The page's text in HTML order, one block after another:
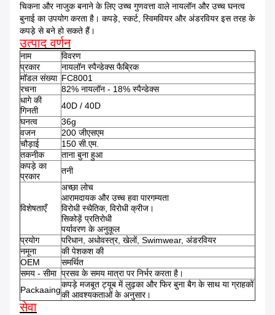
चिकना और नाजुक बनाने के लिए उच्च गुणवत्ता वाले नायलॉन और उच्च घनत्व
बुनाई का उपयोग करता है। कपड़े, स्कर्ट, स्विमवियर और अंडरवियर इस तरह के
कपड़े से बने हो सकते हैं।
उत्पाद वर्णन
नाम
विवरण
प्रकार
नायलॉन स्पैन्डेक्स फैब्रिक
मॉडल संख्या FC8001
रचना
82% नायलॉन - 18% स्पैन्डेक्स
धागे की
गिनती
40D / 40D
घनत्व
36g
वजन
200 जीएसएम
चौड़ाई
150 सी.एम.
तकनीक
ताना बुना हुआ
कपड़े का
प्रकार
तनी
विशेषताएँ
अच्छा लोच
आरामदायक और उच्च हवा पारगम्यता
विरोधी स्थैतिक, विरोधी क्रीज।
सिकोड़ें प्रतिरोधी
पर्यावरण के अनुकूल
प्रयोग
परिधान, अधोवस्त्र, खेलों, Swimwear, अंडरवियर
नमूना
की पेशकश की
OEM
समर्थित
समय - सीमा प्रसव के समय मात्रा पर निर्भर करता है।
Packaaing
कपड़े मजबूत ट्यूब में लुढ़का और फिर बुना बैग के साथ या ग्राहकों
की आवश्यकताओं के अनुसार।
सेवा